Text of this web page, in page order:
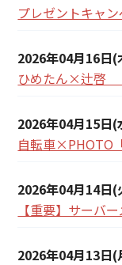
プレゼントキャ
2026年04月16日(
ひめたん×辻啓
2026年04月15日(
自転車×PHOTO
2026年04月14日(
【重要】サーバ
2026年04月13日(